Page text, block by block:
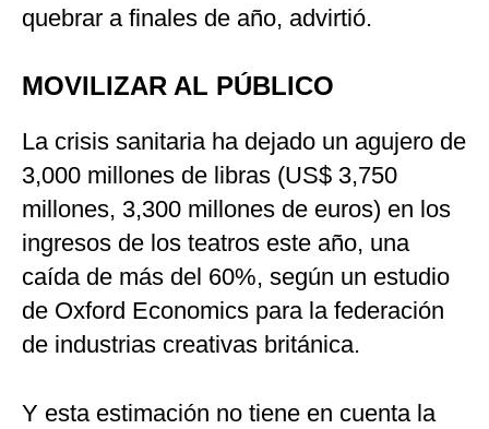
quebrar a finales de año, advirtió.
MOVILIZAR AL PÚBLICO
La crisis sanitaria ha dejado un agujero de
3,000 millones de libras (US$ 3,750
millones, 3,300 millones de euros) en los
ingresos de los teatros este año, una
caída de más del 60%, según un estudio
de Oxford Economics para la federación
de industrias creativas británica.
Y esta estimación no tiene en cuenta la